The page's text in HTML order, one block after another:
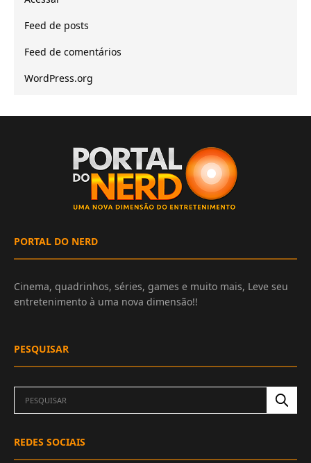
Feed de posts
Feed de comentários
WordPress.org
PORTAL DO NERD
Cinema, quadrinhos, séries, games e muito mais, Leve seu
entretenimento à uma nova dimensão!!
PESQUISAR
REDES SOCIAIS